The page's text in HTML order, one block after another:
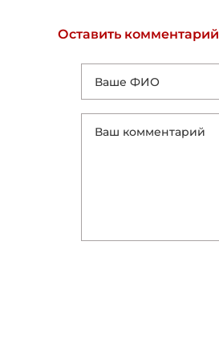
Оставить комментарий